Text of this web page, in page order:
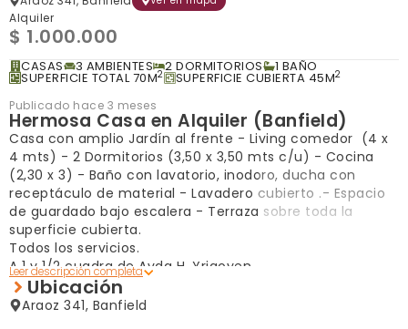
Alquiler
$ 1.000.000
CASAS 3 AMBIENTES 2 DORMITORIOS 1 BAÑO
SUPERFICIE TOTAL 70M2 SUPERFICIE CUBIERTA 45M2
Publicado hace 3 meses
Hermosa Casa en Alquiler (Banfield)
Casa con amplio Jardín al frente - Living comedor (4 x
4 mts) - 2 Dormitorios (3,50 x 3,50 mts c/u) - Cocina
(2,30 x 3) - Baño con lavatorio, inodoro, ducha con
receptáculo de material - Lavadero cubierto .- Espacio
de guardado bajo escalera - Terraza sobre toda la
superficie cubierta.
Todos los servicios.
A 1 y 1/2 cuadra de Avda H. Yrigoyen.
Ubicación
Araoz 341, Banfield